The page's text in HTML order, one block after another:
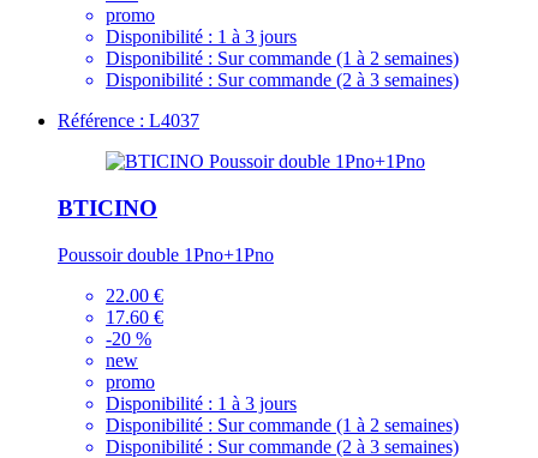
promo
Disponibilité : 1 à 3 jours
Disponibilité : Sur commande (1 à 2 semaines)
Disponibilité : Sur commande (2 à 3 semaines)
Référence : L4037
BTICINO
Poussoir double 1Pno+1Pno
22.00 €
17.60 €
-20 %
new
promo
Disponibilité : 1 à 3 jours
Disponibilité : Sur commande (1 à 2 semaines)
Disponibilité : Sur commande (2 à 3 semaines)